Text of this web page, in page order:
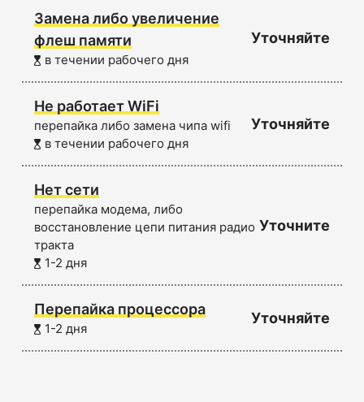
Замена либо увеличение
флеш памяти
в течении рабочего дня
Уточняйте
Не работает WiFi
перепайка либо замена чипа wifi
в течении рабочего дня
Уточняйте
Нет сети
перепайка модема, либо
восстановление цепи питания радио
тракта
1-2 дня
Уточните
Перепайка процессора
1-2 дня
Уточняйте